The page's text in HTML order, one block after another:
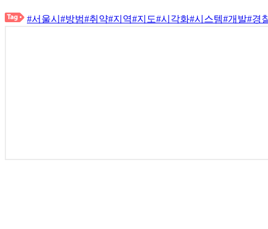
#서울시 #방범#취약#지역#지도#시각화#시스템#개발#경